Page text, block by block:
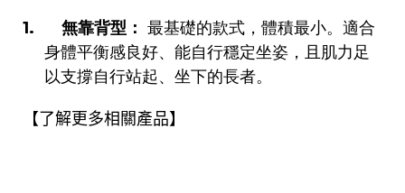
1. 無靠背型： 最基礎的款式，體積最小。適合
身體平衡感良好、能自行穩定坐姿，且肌力足
以支撐自行站起、坐下的長者。
【了解更多相關產品】